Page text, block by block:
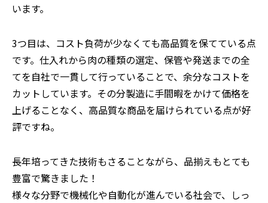
います。
3つ目は、コスト負荷が少なくても高品質を保てている点
です。仕入れから肉の種類の選定、保管や発送までの全
てを自社で一貫して行っていることで、余分なコストを
カットしています。その分製造に手間暇をかけて価格を
上げることなく、高品質な商品を届けられている点が好
評ですね。
⸺長年培ってきた技術もさることながら、品揃えもとても
豊富で驚きました！
様々な分野で機械化や自動化が進んでいる社会で、しっ